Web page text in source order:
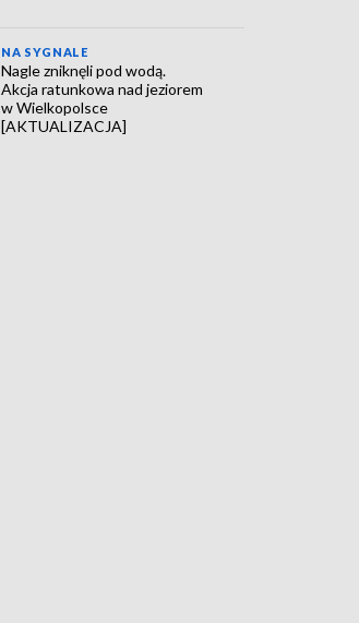
NA SYGNALE
Nagle zniknęli pod wodą.
Akcja ratunkowa nad jeziorem
w Wielkopolsce
[AKTUALIZACJA]